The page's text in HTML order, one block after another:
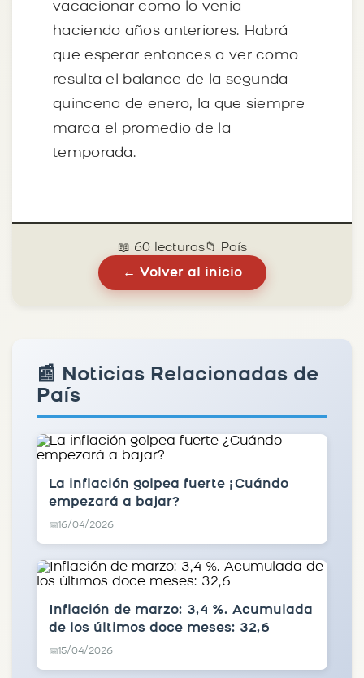
vacacionar como lo venia
haciendo años anteriores. Habrá
que esperar entonces a ver como
resulta el balance de la segunda
quincena de enero, la que siempre
marca el promedio de la
temporada.
📖 60 lecturas📁 País
← Volver al inicio
📰 Noticias Relacionadas de
País
La inflación golpea fuerte ¿Cuándo
empezará a bajar?
📅16/04/2026
Inflación de marzo: 3,4 %. Acumulada
de los últimos doce meses: 32,6
📅15/04/2026